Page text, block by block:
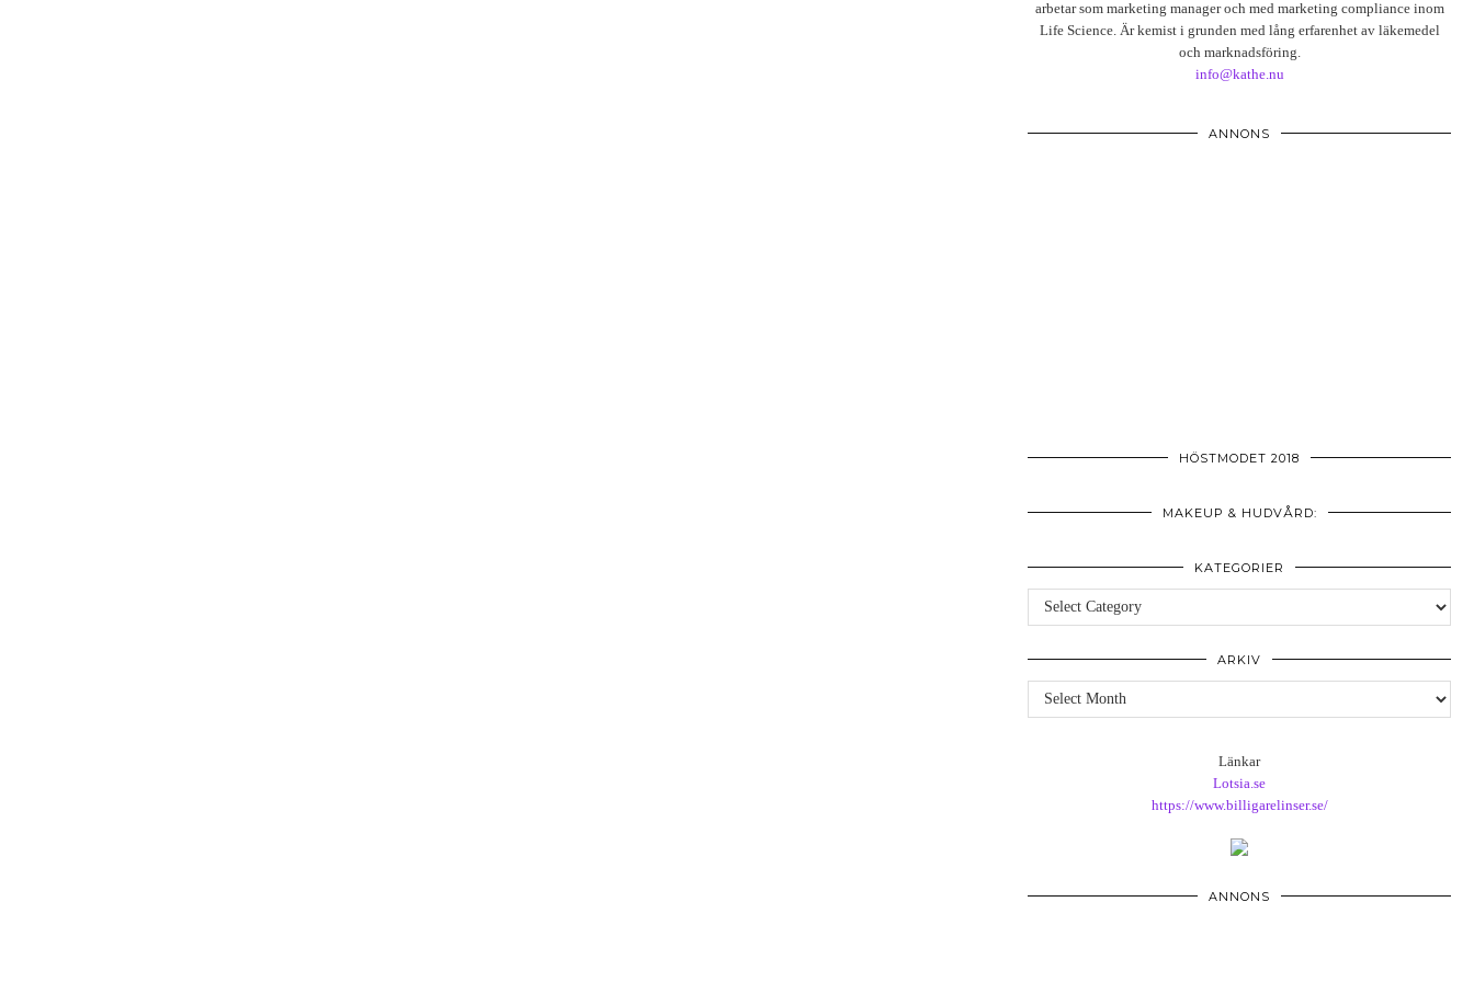
arbetar som marketing manager och med marketing compliance inom
Life Science. Är kemist i grunden med lång erfarenhet av läkemedel
och marknadsföring.
info@kathe.nu
ANNONS
HÖSTMODET 2018
MAKEUP & HUDVÅRD:
KATEGORIER
Kategorier
ARKIV
Arkiv
Länkar
Lotsia.se
https://www.billigarelinser.se/
ANNONS